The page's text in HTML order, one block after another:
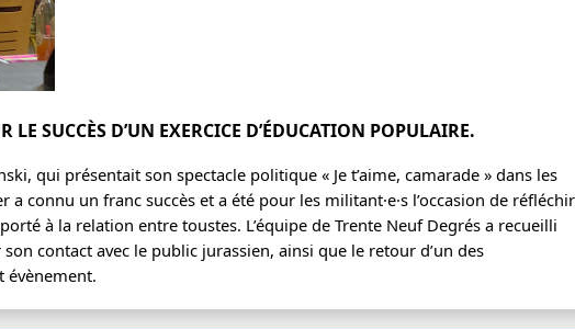
LE SUCCÈS D’UN EXERCICE D’ÉDUCATION POPULAIRE.
qui présentait son spectacle politique « Je t’aime, camarade » dans les
connu un franc succès et a été pour les militant·e·s l’occasion de réfléchir
à la relation entre toustes. L’équipe de Trente Neuf Degrés a recueilli
contact avec le public jurassien, ainsi que le retour d’un des
évènement.